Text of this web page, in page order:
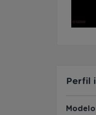
Perfil